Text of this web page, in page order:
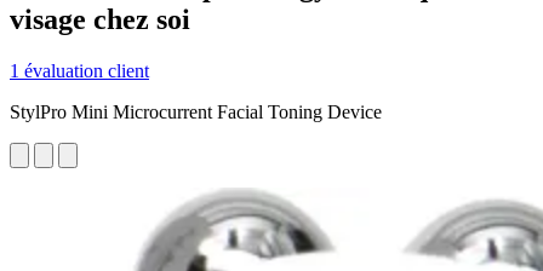
visage chez soi
1 évaluation client
StylPro Mini Microcurrent Facial Toning Device